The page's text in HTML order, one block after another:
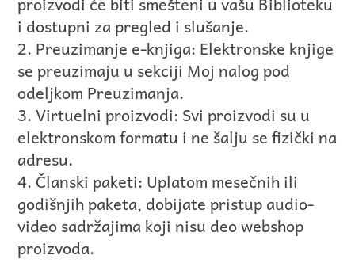
i dostupni za pregled i slušanje.
2. Preuzimanje e-knjiga: Elektronske knjige
se preuzimaju u sekciji Moj nalog pod
odeljkom Preuzimanja.
3. Virtuelni proizvodi: Svi proizvodi su u
elektronskom formatu i ne šalju se fizički na
adresu.
4. Članski paketi: Uplatom mesečnih ili
godišnjih paketa, dobijate pristup audio-
video sadržajima koji nisu deo webshop
proizvoda.